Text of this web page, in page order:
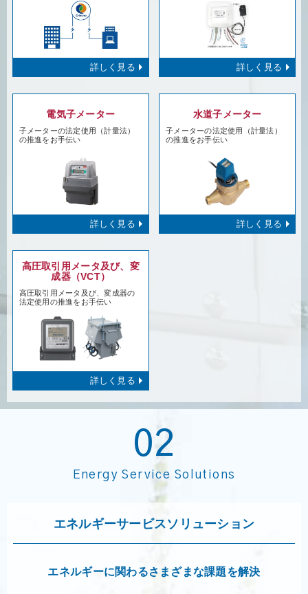
詳しく見る 詳しく見る
電気子メーター
子メーターの法定使用（計量法）
の推進をお手伝い
詳しく見る
水道子メーター
子メーターの法定使用（計量法）
の推進をお手伝い
詳しく見る
高圧取引用メータ及び、変
成器（VCT）
高圧取引用メータ及び、変成器の
法定使用の推進をお手伝い
詳しく見る
02
Energy Service Solutions
エネルギーサービスソリューション
エネルギーに関わるさまざまな課題を解決